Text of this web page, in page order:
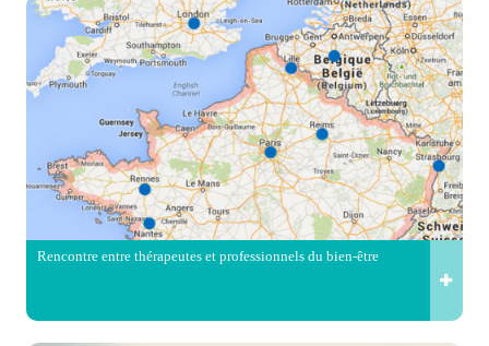
Rencontre entre thérapeutes et professionnels du bien-être